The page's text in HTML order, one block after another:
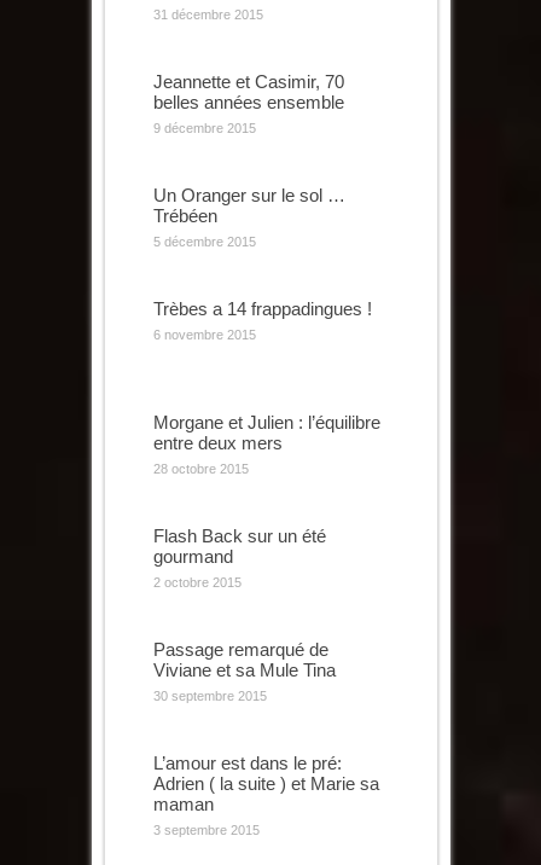
31 décembre 2015
Jeannette et Casimir, 70
belles années ensemble
9 décembre 2015
Un Oranger sur le sol …
Trébéen
5 décembre 2015
Trèbes a 14 frappadingues !
6 novembre 2015
Morgane et Julien : l’équilibre
entre deux mers
28 octobre 2015
Flash Back sur un été
gourmand
2 octobre 2015
Passage remarqué de
Viviane et sa Mule Tina
30 septembre 2015
L’amour est dans le pré:
Adrien ( la suite ) et Marie sa
maman
3 septembre 2015